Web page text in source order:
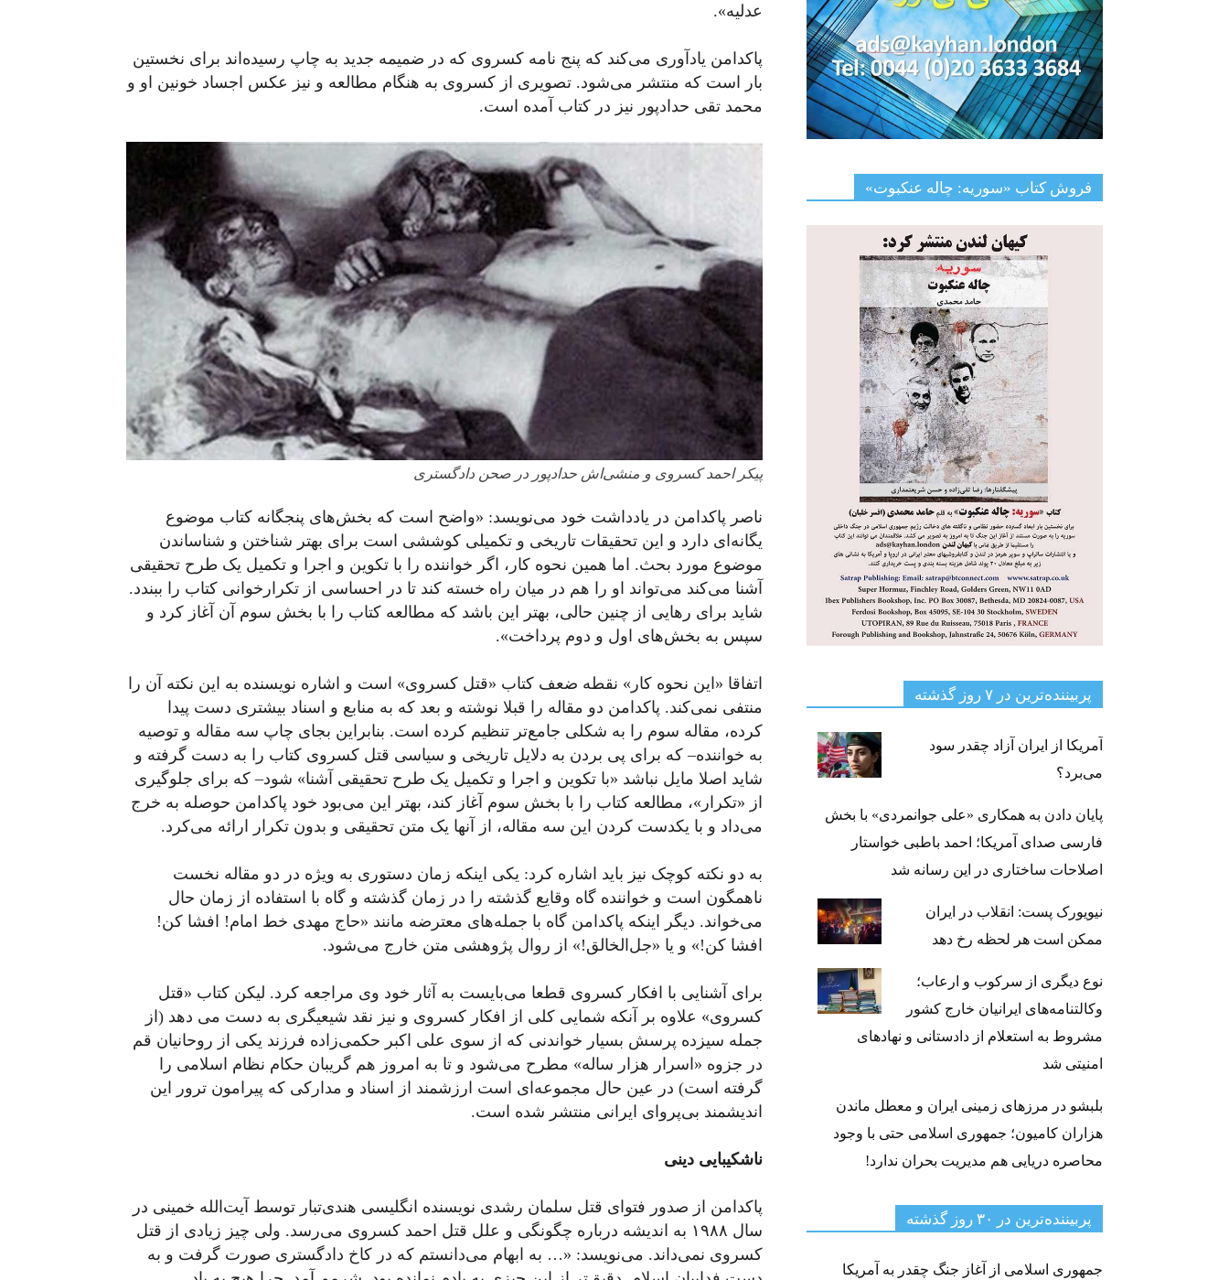
عدلیه».
پاکدامن یادآوری می‌کند که پنج نامه کسروی که در ضمیمه جدید به چاپ رسیده‌اند برای نخستین
بار است که منتشر می‌شود. تصویری از کسروی به هنگام مطالعه و نیز عکس اجساد خونین او و
محمد تقی حدادپور نیز در کتاب آمده است.
پیکر احمد کسروی و منشی‌اش حدادپور در صحن دادگستری
ناصر پاکدامن در یادداشت خود می‌نویسد: «واضح است که بخش‌های پنجگانه کتاب موضوع
یگانه‌ای دارد و این تحقیقات تاریخی و تکمیلی کوششی است برای بهتر شناختن و شناساندن
موضوع مورد بحث. اما همین نحوه کار، اگر خواننده را با تکوین و اجرا و تکمیل یک طرح تحقیقی
آشنا می‌کند می‌تواند او را هم در میان راه خسته کند تا در احساسی از تکرارخوانی کتاب را ببندد.
شاید برای رهایی از چنین حالی، بهتر این باشد که مطالعه کتاب را با بخش سوم آن آغاز کرد و
سپس به بخش‌های اول و دوم پرداخت».
اتفاقا «این نحوه کار» نقطه ضعف کتاب «قتل کسروی» است و اشاره نویسنده به این نکته آن را
منتفی نمی‌کند. پاکدامن دو مقاله را قبلا نوشته و بعد که به منابع و اسناد بیشتری دست پیدا
کرده، مقاله سوم را به شکلی جامع‌تر تنظیم کرده است. بنابراین بجای چاپ سه مقاله و توصیه
به خواننده– که برای پی بردن به دلایل تاریخی و سیاسی قتل کسروی کتاب را به دست گرفته و
شاید اصلا مایل نباشد «با تکوین و اجرا و تکمیل یک طرح تحقیقی آشنا» شود– که برای جلوگیری
از «تکرار»، مطالعه کتاب را با بخش سوم آغاز کند، بهتر این می‌بود خود پاکدامن حوصله به خرج
می‌داد و با یکدست کردن این سه مقاله، از آنها یک متن تحقیقی و بدون تکرار ارائه می‌کرد.
به دو نکته کوچک نیز باید اشاره کرد: یکی اینکه زمان دستوری به ویژه در دو مقاله نخست
ناهمگون است و خواننده گاه وقایع گذشته را در زمان گذشته و گاه با استفاده از زمان حال
می‌خواند. دیگر اینکه پاکدامن گاه با جمله‌های معترضه مانند «حاج مهدی خط امام! افشا کن!
افشا کن!» و یا «جل‌الخالق!» از روال پژوهشی متن خارج می‌شود.
برای آشنایی با افکار کسروی قطعا می‌بایست به آثار خود وی مراجعه کرد. لیکن کتاب «قتل
کسروی» علاوه بر آنکه شمایی کلی از افکار کسروی و نیز نقد شیعیگری به دست می دهد (از
جمله سیزده پرسش بسیار خواندنی که از سوی علی اکبر حکمی‌زاده فرزند یکی از روحانیان قم
در جزوه «اسرار هزار ساله» مطرح می‌شود و تا به امروز هم گریبان حکام نظام اسلامی را
گرفته است) در عین حال مجموعه‌ای است ارزشمند از اسناد و مدارکی که پیرامون ترور این
اندیشمند بی‌پروای ایرانی منتشر شده است.
ناشکیبایی دینی
پاکدامن از صدور فتوای قتل سلمان رشدی نویسنده انگلیسی هندی‌تبار توسط آیت‌الله خمینی در
سال ۱۹۸۸ به اندیشه درباره چگونگی و علل قتل احمد کسروی می‌رسد. ولی چیز زیادی از قتل
کسروی نمی‌داند. می‌نویسد: «… به ابهام می‌دانستم که در کاخ دادگستری صورت گرفت و به
فروش کتاب «سوریه: چاله عنکبوت»
پربیننده‌ترین‌ در ۷ روز گذشته
آمریکا از ایران آزاد چقدر سود
می‌برد؟
پایان دادن به همکاری «علی جوانمردی» با بخش
فارسی صدای آمریکا؛ احمد باطبی خواستار
اصلاحات ساختاری در این رسانه شد
نیویورک پست: انقلاب در ایران
ممکن است هر لحظه رخ دهد
نوع دیگری از سرکوب و ارعاب؛
وکالتنامه‌های ایرانیان خارج کشور
مشروط به استعلام از دادستانی و نهادهای
امنیتی شد
بلبشو در مرزهای زمینی ایران و معطل ماندن
هزاران کامیون؛ جمهوری اسلامی حتی با وجود
محاصره دریایی هم مدیریت بحران ندارد!
پربیننده‌ترین‌ در ۳۰ روز گذشته
جمهوری اسلامی از آغاز جنگ چقدر به آمریکا